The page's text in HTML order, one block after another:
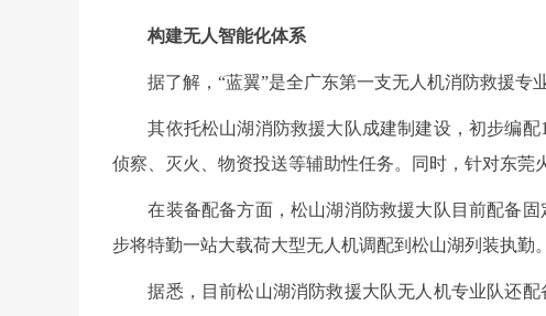
构建无人智能化体系
据了解，“蓝翼”是全广东第一支无人机消防救援专业
其依托松山湖消防救援大队成建制建设，初步编配
侦察、灭火、物资投送等辅助性任务。同时，针对东莞
在装备配备方面，松山湖消防救援大队目前配备固
步将特勤一站大载荷大型无人机调配到松山湖列装执勤
据悉，目前松山湖消防救援大队无人机专业队还配